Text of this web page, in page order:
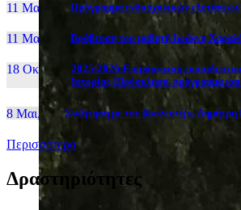
11 Μαι, 26 Πρόγραμμα ενδοσχολικών εξετάσεων
11 Μαι, 26 Βράβευση του μαθητή Ιωάννη
18 Οκτ, 25
2025-2026:Επιμόρφωση
Ιστορίας (Πρόσκληση, πρόγραμμα
8 Μαι, 26 Συζήτηση με τον βουλευτή κ.
Περισσότερα
Δραστηριότητες